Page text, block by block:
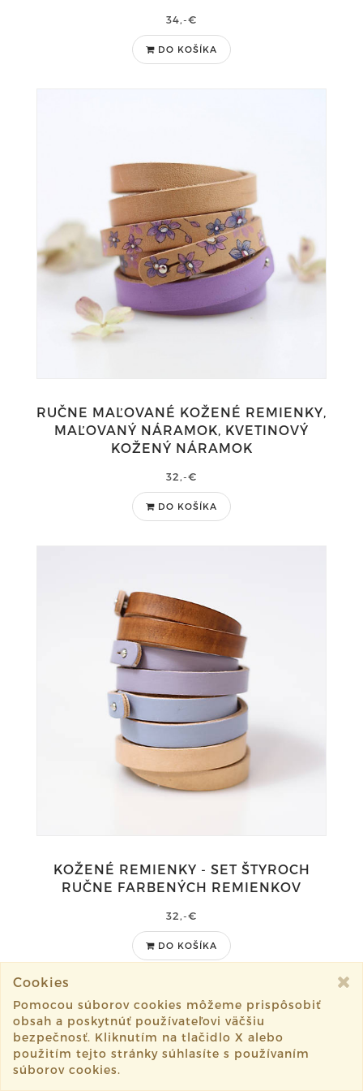
34,-€
DO KOŠÍKA
RUČNE MAĽOVANÉ KOŽENÉ REMIENKY,
MAĽOVANÝ NÁRAMOK, KVETINOVÝ
KOŽENÝ NÁRAMOK
32,-€
DO KOŠÍKA
KOŽENÉ REMIENKY - SET ŠTYROCH
RUČNE FARBENÝCH REMIENKOV
32,-€
DO KOŠÍKA
1 2 Nasledujúce
Cookies
Pomocou súborov cookies môžeme prispôsobiť
obsah a poskytnúť používateľovi väčšiu
bezpečnosť. Kliknutím na tlačidlo X alebo
použitím tejto stránky súhlasíte s používaním
súborov cookies.